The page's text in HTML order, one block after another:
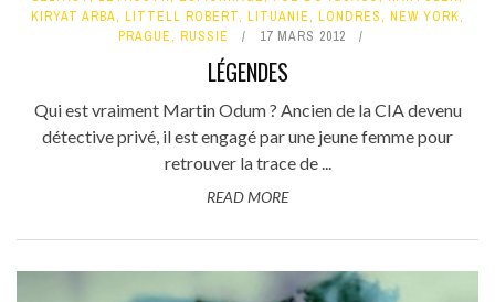
KIRYAT ARBA, LITTELL ROBERT, LITUANIE, LONDRES, NEW YORK,
PRAGUE, RUSSIE 17 MARS 2012
LÉGENDES
Qui est vraiment Martin Odum ? Ancien de la CIA devenu
détective privé, il est engagé par une jeune femme pour
retrouver la trace de ...
READ MORE